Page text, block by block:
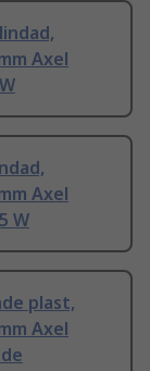
Axel
Axel
W
plast,
Axel